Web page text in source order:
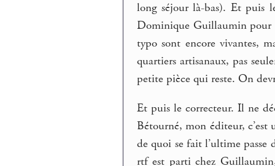
long séjour là-bas). Et puis
Dominique Guillaumin pour
typo sont encore vivantes,
quartiers artisanaux, pas
petite pièce qui reste. On
Et puis le correcteur. Il ne
Bétourné, mon éditeur,
de quoi se fait l’ultime passe
rtf est parti chez